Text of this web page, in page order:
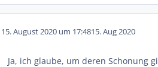
15. August 2020 um 17:4815. Aug 2020
Ja, ich glaube, um deren Schonung